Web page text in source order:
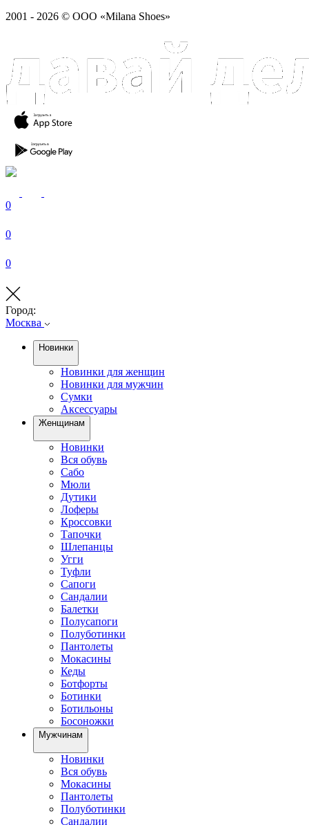
2001 - 2026 © ООО «Milana Shoes»
0
0
0
Город:
Москва
Новинки
Новинки для женщин
Новинки для мужчин
Сумки
Аксессуары
Женщинам
Новинки
Вся обувь
Сабо
Мюли
Дутики
Лоферы
Кроссовки
Тапочки
Шлепанцы
Угги
Туфли
Сапоги
Сандалии
Балетки
Полусапоги
Полуботинки
Пантолеты
Мокасины
Кеды
Ботфорты
Ботинки
Ботильоны
Босоножки
Мужчинам
Новинки
Вся обувь
Мокасины
Пантолеты
Полуботинки
Сандалии